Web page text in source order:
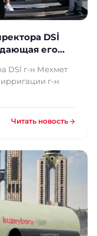
DSİ
его
DSİ г-н Мехмет
г-н
Читать новость